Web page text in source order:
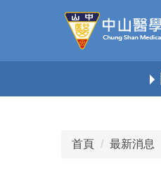
要
容
首頁 最新消息